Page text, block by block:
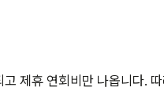
제휴 연회비만 나옵니다.